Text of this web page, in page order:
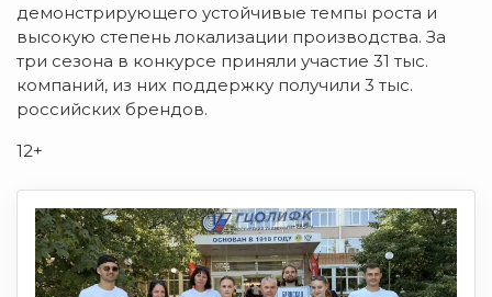
демонстрирующего устойчивые темпы роста и
высокую степень локализации производства. За
три сезона в конкурсе приняли участие 31 тыс.
компаний, из них поддержку получили 3 тыс.
российских брендов.
12+